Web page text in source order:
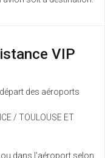
VIP
des aéroports
/ TOULOUSE ET
dans l'aéroport selon